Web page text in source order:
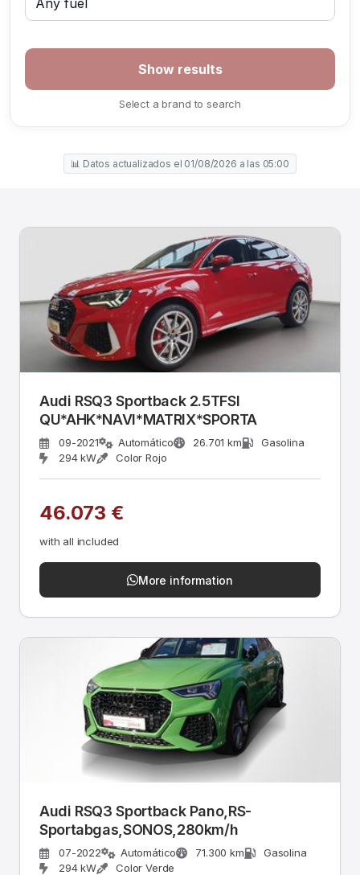
Select a brand to search
📊 Datos actualizados el 01/08/2026 a las 05:00
Audi RSQ3 Sportback 2.5TFSI
QU*AHK*NAVI*MATRIX*SPORTA
09-2021 Automático 26.701 km
Gasolina
294 kW
Color Rojo
46.073 €
with all included
More information
Audi RSQ3 Sportback Pano,RS-
Sportabgas,SONOS,280km/h
07-2022 Automático 71.300 km
Gasolina
294 kW
Color Verde